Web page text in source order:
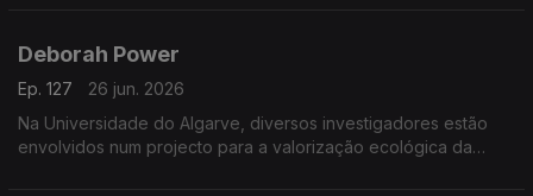
Deborah Power
Ep. 127
26 jun. 2026
Na Universidade do Algarve, diversos investigadores estão
envolvidos num projecto para a valorização ecológica da